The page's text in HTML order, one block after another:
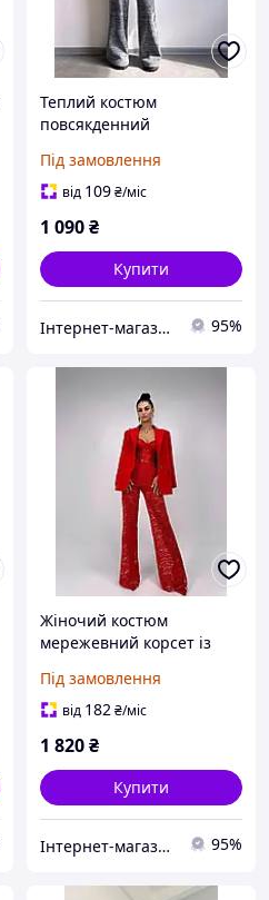
Теплий костюм
повсякденний
палаццо та светр із
розкльошеними
66KO3756Е
Під замовлення
від 109₴/міс
1 090₴
Купити
Інтернет-магазин Tvid 95%
Жіночий костюм
мережевний корсет із
розкльошені штани (р.
42, 44) 66KO3796Е
Під замовлення
від 182₴/міс
1 820₴
Купити
Інтернет-магазин Tvid 95%